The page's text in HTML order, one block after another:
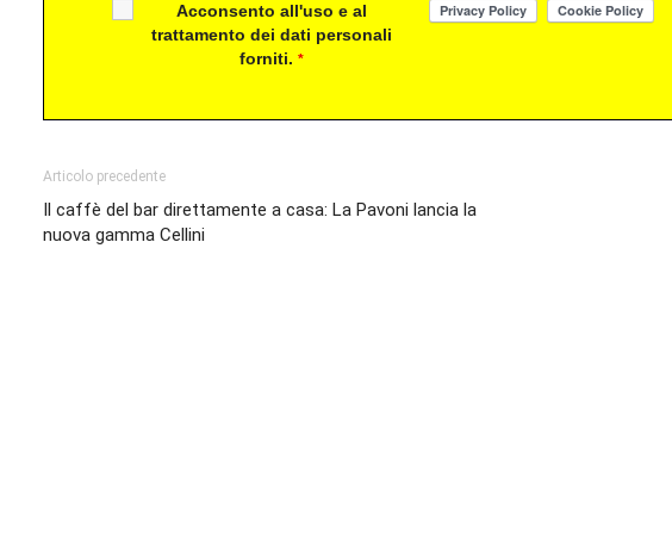
Acconsento all'uso e al
trattamento dei dati personali
forniti.*
Articolo precedente
Il caffè del bar direttamente a casa: La Pavoni lancia la
nuova gamma Cellini